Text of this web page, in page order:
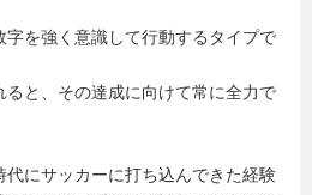
を強く意識して行動するタイプで
と、その達成に向けて常に全力で
代にサッカーに打ち込んできた経験